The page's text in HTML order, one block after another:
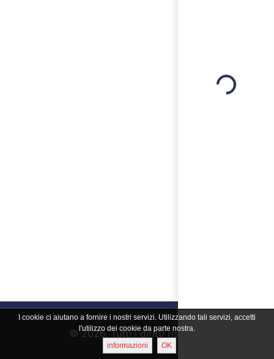
Loading...
© 2026. Tutti i diritti riservati
I cookie ci aiutano a fornire i nostri servizi. Utilizzando tali servizi, accetti
l'utilizzo dei cookie da parte nostra.
informazioni
OK